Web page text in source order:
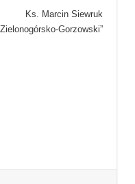
Ks. Marcin Siewruk
Gorzowski”